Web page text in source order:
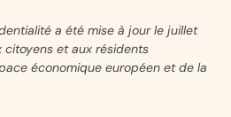
a été mise à jour le juillet
citoyens et aux résidents
économique européen et de la